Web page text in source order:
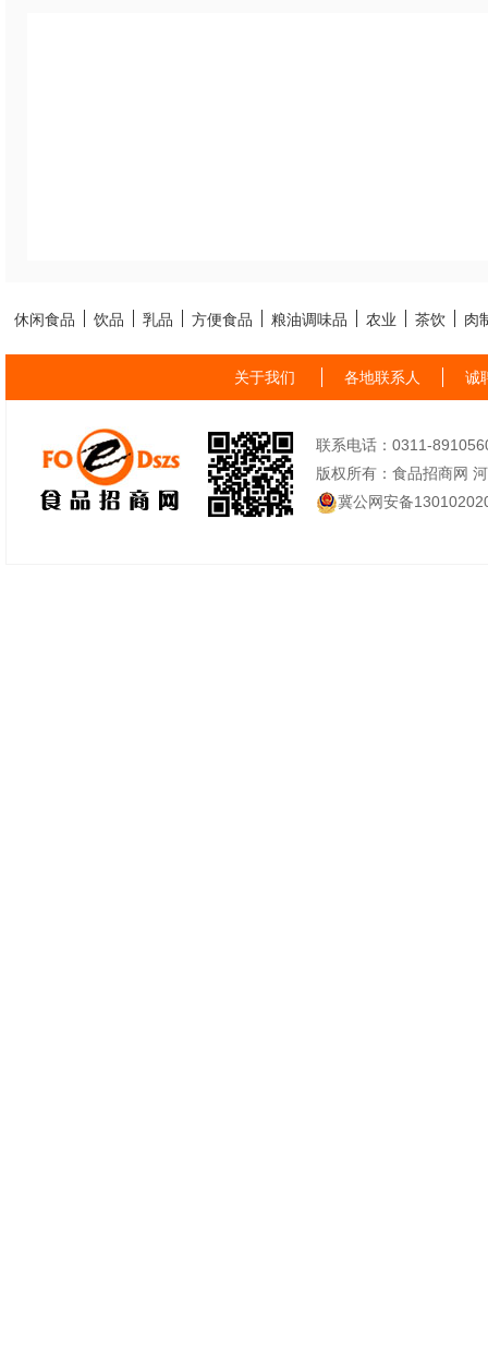
休闲食品 饮品 乳品 方便食品 粮油调味品 农业 茶饮 肉
关于我们 各地联系人 诚
联系电话：0311-
版权所有：食品招商网
冀公网安备